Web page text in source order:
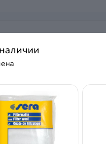
Керамика
1 л